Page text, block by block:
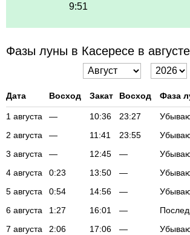
9:51
Фазы луны в Касересе в
Дата Восход Закат Восход Фаза
1 августа — 10:36 23:27
2 августа
— 11:41 23:55
3 августа
— 12:45 —
4 августа
0:23 13:50 —
5 августа
0:54 14:56 —
6 августа
1:27 16:01 —
7 августа
2:06 17:06 —